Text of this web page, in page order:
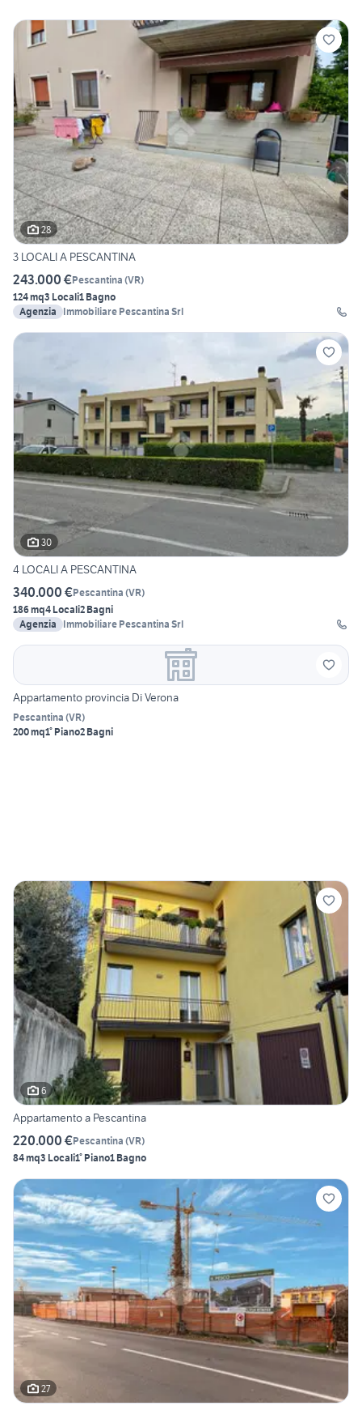
28
3 LOCALI A PESCANTINA
243.000 €Pescantina (VR)
124 mq3 Locali1 Bagno
Agenzia
Immobiliare Pescantina Srl
30
4 LOCALI A PESCANTINA
340.000 €Pescantina (VR)
186 mq4 Locali2 Bagni
Agenzia
Immobiliare Pescantina Srl
Appartamento provincia Di Verona
Pescantina (VR)
200 mq1° Piano2 Bagni
6
Appartamento a Pescantina
220.000 €Pescantina (VR)
84 mq3 Locali1° Piano1 Bagno
27